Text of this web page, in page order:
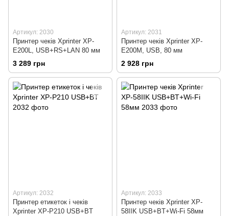
Артикул: 2030
Принтер чеків Xprinter XP-
E200L, USB+RS+LAN 80 мм
3 289 грн
Артикул: 2031
Принтер чеків Xprinter XP-
E200M, USB, 80 мм
2 928 грн
Артикул: 2032
Принтер етикеток і чеків
Xprinter XP-P210 USB+BT
Артикул: 2033
Принтер чеків Xprinter XP-
58IIK USB+BТ+Wi-Fi 58мм